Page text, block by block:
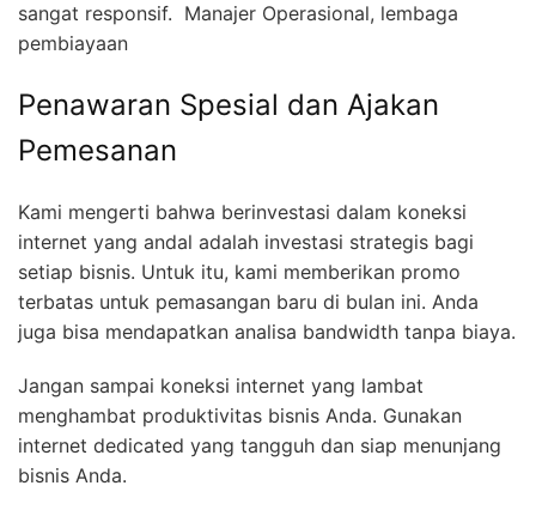
sangat responsif.  Manajer Operasional, lembaga
pembiayaan
Penawaran Spesial dan Ajakan
Pemesanan
Kami mengerti bahwa berinvestasi dalam koneksi
internet yang andal adalah investasi strategis bagi
setiap bisnis. Untuk itu, kami memberikan promo
terbatas untuk pemasangan baru di bulan ini. Anda
juga bisa mendapatkan analisa bandwidth tanpa biaya.
Jangan sampai koneksi internet yang lambat
menghambat produktivitas bisnis Anda. Gunakan
internet dedicated yang tangguh dan siap menunjang
bisnis Anda.